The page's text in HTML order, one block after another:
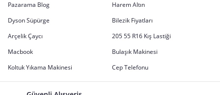
Pazarama Blog
Harem Altın
Dyson Süpürge
Bilezik Fiyatları
Arçelik Çaycı
205 55 R16 Kış Lastiği
Macbook
Bulaşık Makinesi
Koltuk Yıkama Makinesi
Cep Telefonu